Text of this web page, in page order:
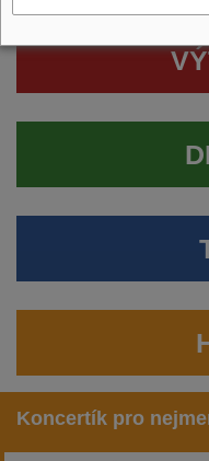
Koncertík pro